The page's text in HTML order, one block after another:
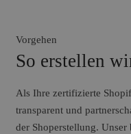
Vorgehen
So erstellen
Als Ihre zertifizierte
transparent und
der Shoperstellung.